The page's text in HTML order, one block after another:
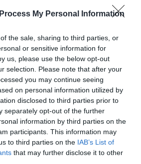
My Personal Information
the sale, sharing to third parties, or
or sensitive information for
us, please use the below opt-out
selection. Please note that after your
you may continue seeing
on personal information utilized by
disclosed to third parties prior to
separately opt-out of the further
information by third parties on the
participants. This information may
to third parties on the IAB’s List of
that may further disclose it to other
Condividi
Condividi
TwitterCondividi
Mail
Di Soggiorno
I più letti